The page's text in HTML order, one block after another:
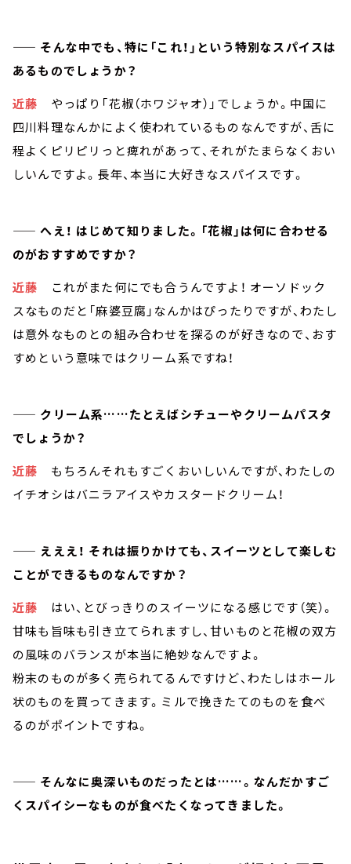
—— そんな中でも、特に「これ！」という特別なスパイスは
あるものでしょうか？
近藤 やっぱり「花椒（ホワジャオ）」でしょうか。中国に
四川料理なんかによく使われているものなんですが、舌に
程よくピリピリっと痺れがあって、それがたまらなくおい
しいんですよ。長年、本当に大好きなスパイスです。
—— へえ！ はじめて知りました。「花椒」は何に合わせる
のがおすすめですか？
近藤 これがまた何にでも合うんですよ！ オーソドック
スなものだと「麻婆豆腐」なんかはぴったりですが、わたし
は意外なものとの組み合わせを探るのが好きなので、おす
すめという意味ではクリーム系ですね！
—— クリーム系……たとえばシチューやクリームパスタ
でしょうか？
近藤 もちろんそれもすごくおいしいんですが、わたしの
イチオシはバニラアイスやカスタードクリーム！
—— えええ！ それは振りかけても、スイーツとして楽しむ
ことができるものなんですか？
近藤 はい、とびっきりのスイーツになる感じです（笑）。
甘味も旨味も引き立てられますし、甘いものと花椒の双方
の風味のバランスが本当に絶妙なんですよ。
粉末のものが多く売られてるんですけど、わたしはホール
状のものを買ってきます。ミルで挽きたてのものを食べ
るのがポイントですね。
—— そんなに奥深いものだったとは……。なんだかすご
くスパイシーなものが食べたくなってきました。